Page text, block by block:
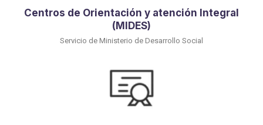
Centros de Orientación y atención Integral
(MIDES)
Servicio de Ministerio de Desarrollo Social